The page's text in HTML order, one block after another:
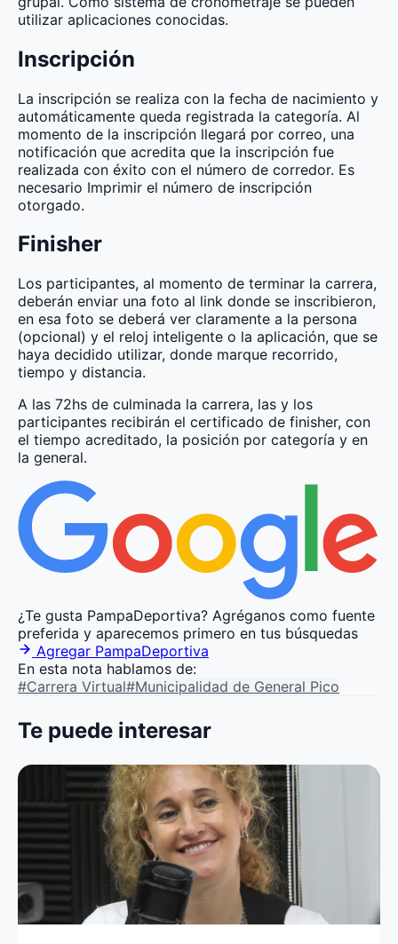
utilizar aplicaciones conocidas.
Inscripción
La inscripción se realiza con la fecha de nacimiento y
automáticamente queda registrada la categoría. Al
momento de la inscripción llegará por correo, una
notificación que acredita que la inscripción fue
realizada con éxito con el número de corredor. Es
necesario Imprimir el número de inscripción
otorgado.
Finisher
Los participantes, al momento de terminar la carrera,
deberán enviar una foto al link donde se inscribieron,
en esa foto se deberá ver claramente a la persona
(opcional) y el reloj inteligente o la aplicación, que se
haya decidido utilizar, donde marque recorrido,
tiempo y distancia.
A las 72hs de culminada la carrera, las y los
participantes recibirán el certificado de finisher, con
el tiempo acreditado, la posición por categoría y en
la general.
¿Te gusta PampaDeportiva? Agréganos como fuente
preferida y aparecemos primero en tus búsquedas
Agregar PampaDeportiva
En esta nota hablamos de:
#Carrera Virtual#Municipalidad de General Pico
Te puede interesar